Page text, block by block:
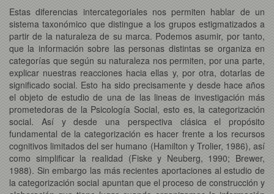
Estas diferencias intercategoriales nos permiten hablar de un
sistema taxonómico que distingue a los grupos estigmatizados a
partir de la naturaleza de su marca. Podemos asumir, por tanto,
que la información sobre las personas distintas se organiza en
categorías que según su naturaleza nos permiten, por una parte,
explicar nuestras reacciones hacia ellas y, por otra, dotarlas de
significado social. Esto ha sido precisamente y desde hace años
el objeto de estudio de una de las lineas de investigación más
prometedoras de la Psicología Social, esto es, la categorización
social. Así y desde una perspectiva clásica el propósito
fundamental de la categorización es hacer frente a los recursos
cognitivos limitados del ser humano (Hamilton y Trolier, 1986), así
como simplificar la realidad (Fiske y Neuberg, 1990; Brewer,
1988). Sin embargo las más recientes aportaciones al estudio de
la categorización social apuntan que el proceso de construcción y